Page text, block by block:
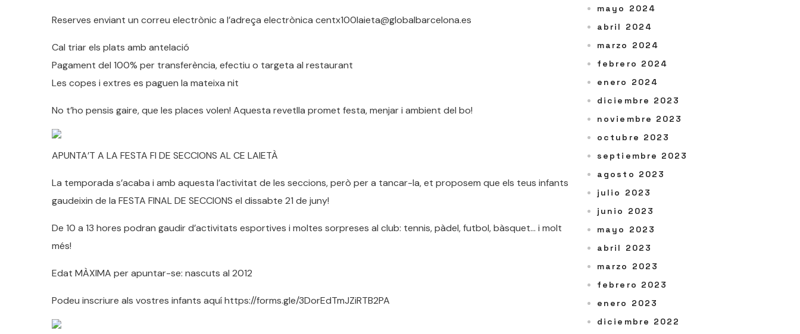
Reserves enviant un correu electrònic a l’adreça electrònica centx100laieta@globalbarcelona.es
Cal triar els plats amb antelació
Pagament del 100% per transferència, efectiu o targeta al restaurant
Les copes i extres es paguen la mateixa nit
No t’ho pensis gaire, que les places volen! Aquesta revetlla promet festa, menjar i ambient del bo!
APUNTA’T A LA FESTA FI DE SECCIONS AL CE LAIETÀ
La temporada s’acaba i amb aquesta l’activitat de les seccions, però per a tancar-la, et proposem que els teus infants
gaudeixin de la FESTA FINAL DE SECCIONS el dissabte 21 de juny!
De 10 a 13 hores podran gaudir d’activitats esportives i moltes sorpreses al club: tennis, pàdel, futbol, bàsquet… i molt
més!
Edat MÀXIMA per apuntar-se: nascuts al 2012
Podeu inscriure als vostres infants aquí https://forms.gle/3DorEdTmJZiRTB2PA
mayo 2024
abril 2024
marzo 2024
febrero 2024
enero 2024
diciembre 2023
noviembre 2023
octubre 2023
septiembre 2023
agosto 2023
julio 2023
junio 2023
mayo 2023
abril 2023
marzo 2023
febrero 2023
enero 2023
diciembre 2022